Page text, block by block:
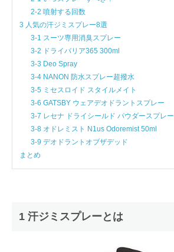
2-2 噴射する回数
3 人気の汗ジミスプレー8選
3-1 スーツ専用消臭スプレー
3-2 ドライバリア365 300ml
3-3 Deo Spray
3-4 NANON 防水スプレー超撥水
3-5 ミセスロイド スタイルメイト
3-6 GATSBY ウェアデオドラントスプレー
3-7 レセナ ドライシールド パウダースプレー
3-8 オドレミスト N1us Odoremist 50ml
3-9 デオドラントオブザデッド
まとめ
1 汗ジミスプレーとは